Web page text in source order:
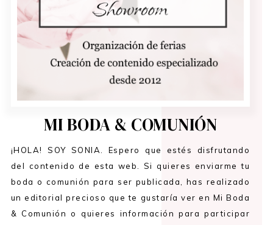
MI BODA & COMUNIÓN
¡HOLA! SOY SONIA. Espero que estés disfrutando
del contenido de esta web. Si quieres enviarme tu
boda o comunión para ser publicada, has realizado
un editorial precioso que te gustaría ver en Mi Boda
& Comunión o quieres información para participar